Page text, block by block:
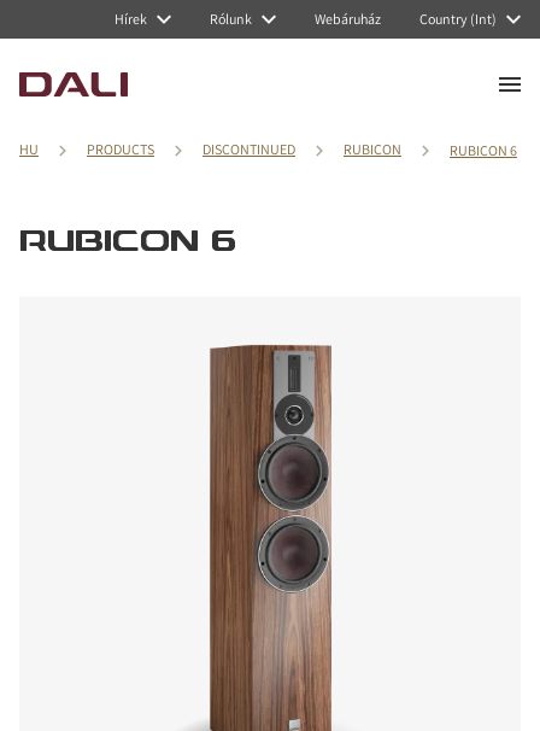
Hírek Rólunk Webáruház Country (Int)
HU PRODUCTS DISCONTINUED RUBICON RUBICON 6
RUBICON 6